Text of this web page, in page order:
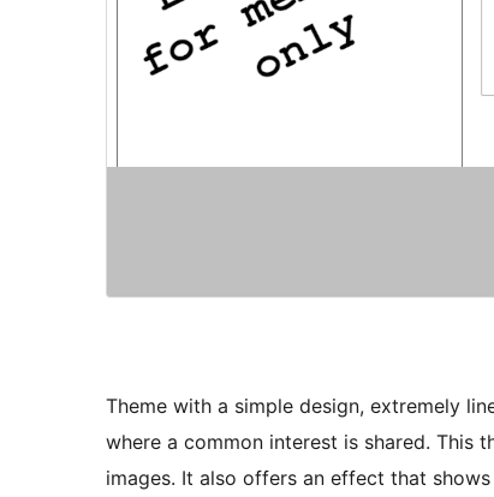
Theme with a simple design, extremely
where a common interest is shared. This
images. It also offers an effect that